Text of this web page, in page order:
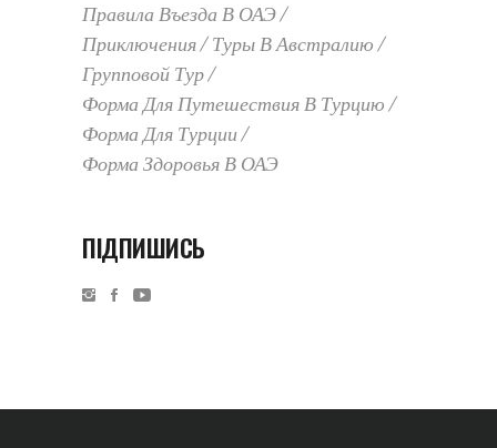
Правила Въезда В ОАЭ
Приключения
Туры В Австралию
Групповой Тур
Форма Для Путешествия В Турцию
Форма Для Турции
Форма Здоровья В ОАЭ
ПІДПИШИСЬ